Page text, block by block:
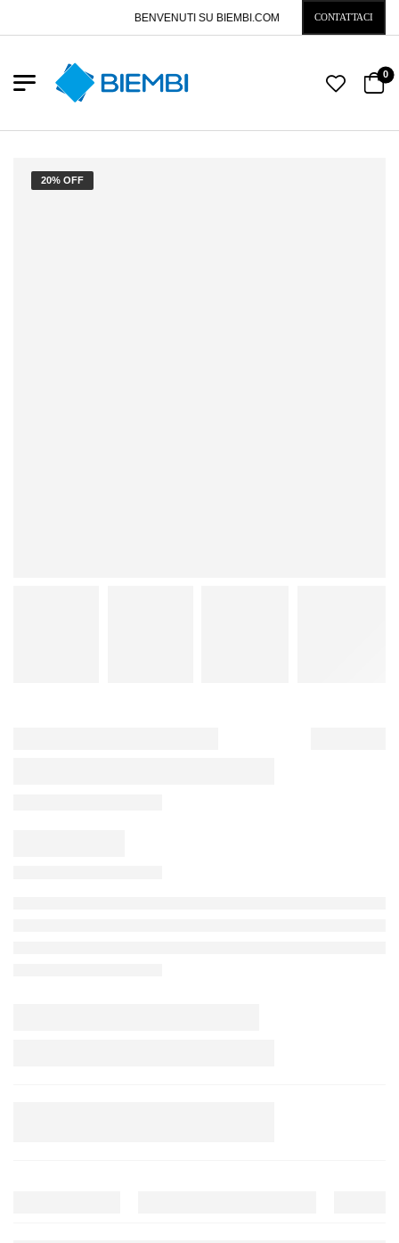
BENVENUTI SU BIEMBI.COM CONTATTACI
0
20% OFF